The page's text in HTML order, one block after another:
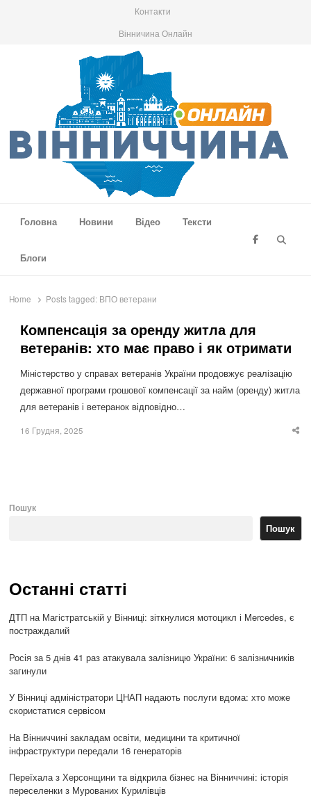
Контакти
Вінничина Онлайн
Головна
Новини Відео Тексти
Блоги
Home Posts tagged: ВПО ветерани
Компенсація за оренду житла для
ветеранів: хто має право і як отримати
Міністерство у справах ветеранів України продовжує реалізацію
державної програми грошової компенсації за найм (оренду) житла
для ветеранів і ветеранок відповідно…
16 Грудня, 2025
Пошук
Пошук
Останні статті
ДТП на Магістратській у Вінниці: зіткнулися мотоцикл і Mercedes, є
постраждалий
Росія за 5 днів 41 раз атакувала залізницю України: 6 залізничників
загинули
У Вінниці адміністратори ЦНАП надають послуги вдома: хто може
скористатися сервісом
На Вінниччині закладам освіти, медицини та критичної
інфраструктури передали 16 генераторів
Переїхала з Херсонщини та відкрила бізнес на Вінниччині: історія
переселенки з Мурованих Курилівців